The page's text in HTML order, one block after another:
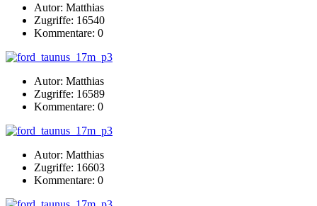
Autor: Matthias
Zugriffe: 16540
Kommentare: 0
Autor: Matthias
Zugriffe: 16589
Kommentare: 0
Autor: Matthias
Zugriffe: 16603
Kommentare: 0